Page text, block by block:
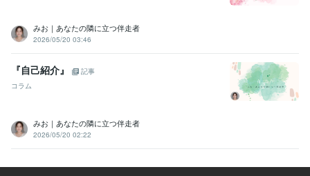
みお｜あなたの隣に立つ伴走者
2026/05/20 03:46
『自己紹介』
記事
コラム
みお｜あなたの隣に立つ伴走者
2026/05/20 02:22